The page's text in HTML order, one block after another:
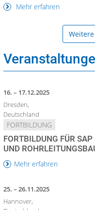
Mehr erfahren
16. – 17.12.2025
Dresden,
Deutschland
FORTBILDUNG
FORTBILDUNG FÜR
UND
Mehr erfahren
25. – 26.11.2025
Hannover,